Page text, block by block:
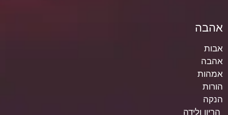
אהבה
אבות
אהבה
אמהות
הורות
הנקה
הריון ולידה